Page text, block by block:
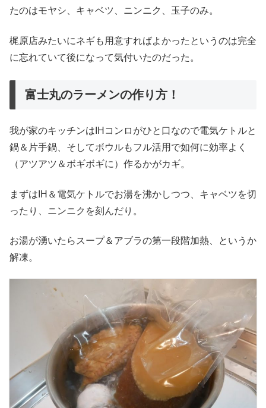
たのはモヤシ、キャベツ、ニンニク、玉子のみ。
梶原店みたいにネギも用意すればよかったというのは完全
に忘れていて後になって気付いたのだった。
富士丸のラーメンの作り方！
我が家のキッチンはIHコンロがひと口なので電気ケトルと
鍋＆片手鍋、そしてボウルもフル活用で如何に効率よく
（アツアツ＆ボギボギに）作るかがカギ。
まずはIH＆電気ケトルでお湯を沸かしつつ、キャベツを切
ったり、ニンニクを刻んだり。
お湯が湧いたらスープ＆アブラの第一段階加熱、というか
解凍。